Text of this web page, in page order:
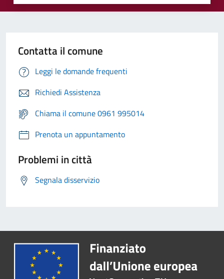
Contatta il comune
Leggi le domande frequenti
Richiedi Assistenza
Chiama il comune 0961 995014
Prenota un appuntamento
Problemi in città
Segnala disservizio